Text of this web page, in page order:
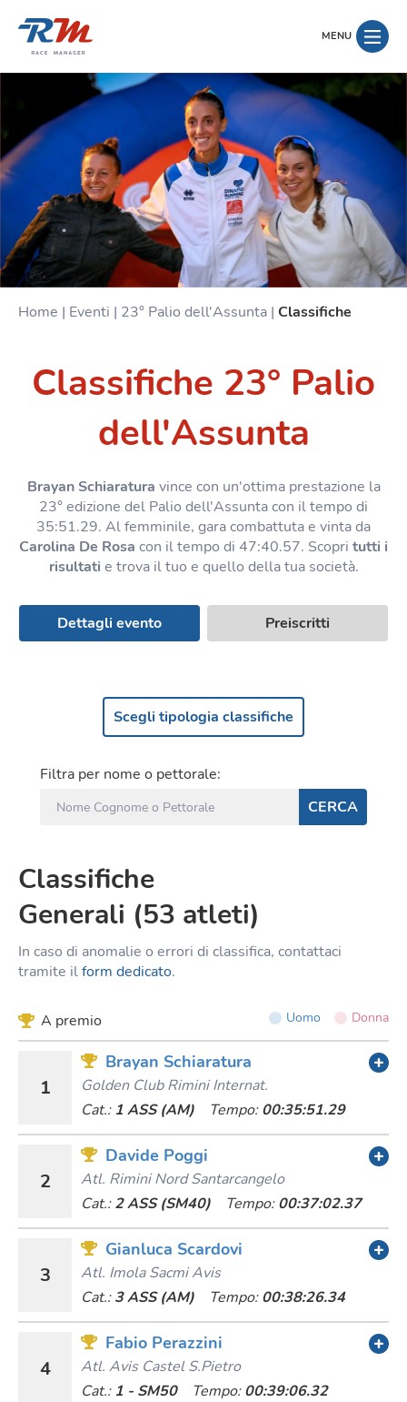
MENU
Home | Eventi | 23° Palio dell'Assunta | Classifiche
Classifiche 23° Palio
dell'Assunta
Brayan Schiaratura vince con un'ottima prestazione la
23° edizione del Palio dell'Assunta con il tempo di
35:51.29. Al femminile, gara combattuta e vinta da
Carolina De Rosa con il tempo di 47:40.57. Scopri tutti i
risultati e trova il tuo e quello della tua società.
Dettagli evento Preiscritti
Scegli tipologia classifiche
Filtra per nome o pettorale:
CERCA
Classifiche
Generali (53 atleti)
In caso di anomalie o errori di classifica, contattaci
tramite ilform dedicato.
A premio Uomo Donna
1
Brayan Schiaratura
Golden Club Rimini Internat.
Cat.: 1 ASS (AM) Tempo: 00:35:51.29
2
Davide Poggi
Atl. Rimini Nord Santarcangelo
Cat.: 2 ASS (SM40) Tempo: 00:37:02.37
3
Gianluca Scardovi
Atl. Imola Sacmi Avis
Cat.: 3 ASS (AM) Tempo: 00:38:26.34
4
Fabio Perazzini
Atl. Avis Castel S.pietro
Cat.: 1 - SM50 Tempo: 00:39:06.32